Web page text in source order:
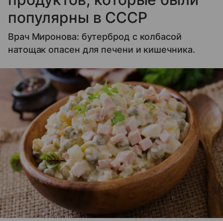
популярны в СССР
Врач Миронова: бутерброд с колбасой
натощак опасен для печени и кишечника.